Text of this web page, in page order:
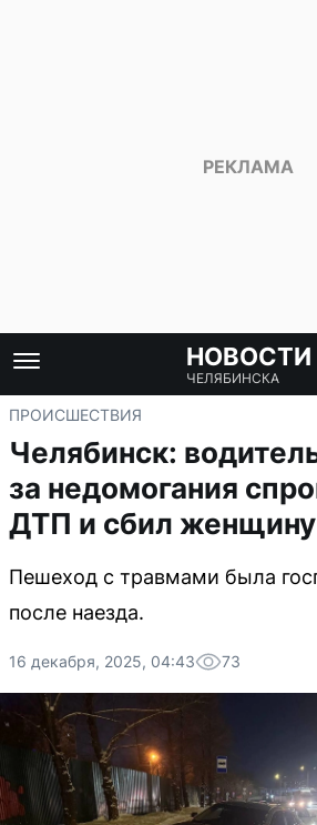
НОВОСТИ
ЧЕЛЯБИНСКА
ПРОИСШЕСТВИЯ
Челябинск:
за недомогания
ДТП и сбил женщину
Пешеход с травмами была
после наезда.
16 декабря, 2025, 04:43 73